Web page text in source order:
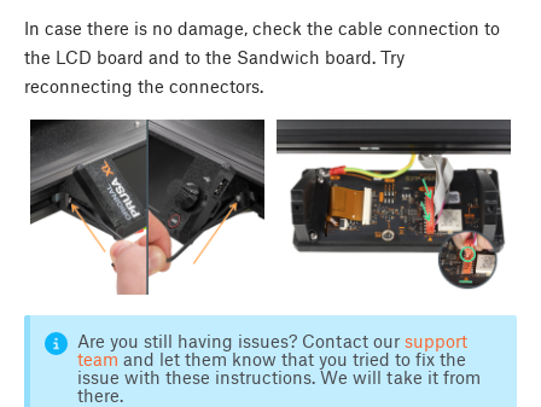
In case there is no damage, check the cable connection to
the LCD board and to the Sandwich board. Try
reconnecting the connectors.
Are you still having issues? Contact our support
team and let them know that you tried to fix the
issue with these instructions. We will take it from
there.